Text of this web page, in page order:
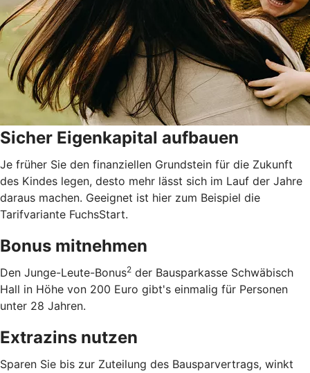
Sicher Eigenkapital aufbauen
Je früher Sie den finanziellen Grundstein für die Zukunft
des Kindes legen, desto mehr lässt sich im Lauf der Jahre
daraus machen. Geeignet ist hier zum Beispiel die
Tarifvariante FuchsStart.
Bonus mitnehmen
Den Junge-Leute-Bonus2 der Bausparkasse Schwäbisch
Hall in Höhe von 200 Euro gibt's einmalig für Personen
unter 28 Jahren.
Extrazins nutzen
Sparen Sie bis zur Zuteilung des Bausparvertrags, winkt